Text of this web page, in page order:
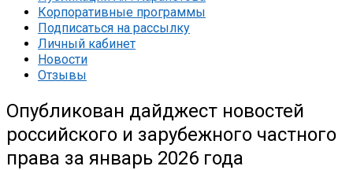
Корпоративные программы
Подписаться на рассылку
Личный кабинет
Новости
Отзывы
Опубликован дайджест новостей
российского и зарубежного частного
права за январь 2026 года